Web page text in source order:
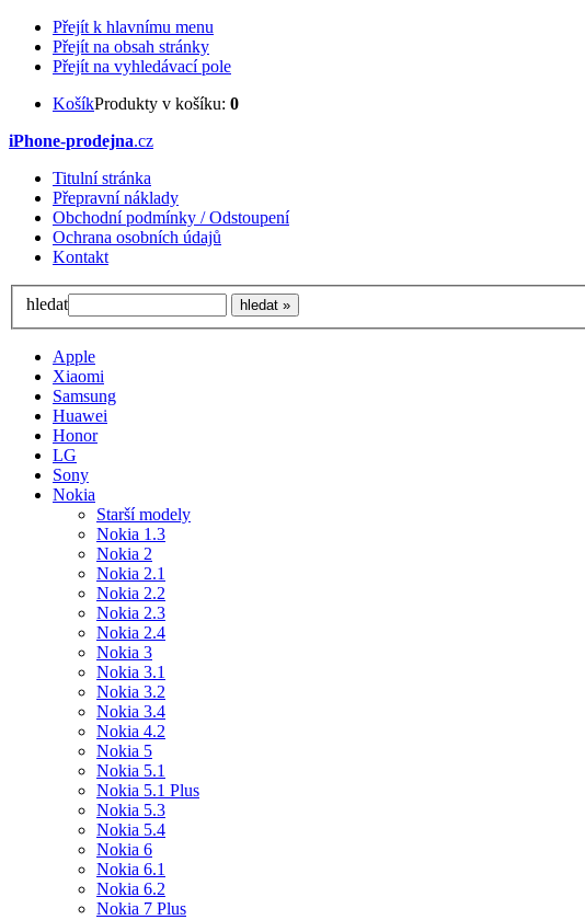
Přejít k hlavnímu menu
Přejít na obsah stránky
Přejít na vyhledávací pole
KošíkProdukty v košíku: 0
iPhone-prodejna.cz
Titulní stránka
Přepravní náklady
Obchodní podmínky / Odstoupení
Ochrana osobních údajů
Kontakt
hledat
Apple
Xiaomi
Samsung
Huawei
Honor
LG
Sony
Nokia
Starší modely
Nokia 1.3
Nokia 2
Nokia 2.1
Nokia 2.2
Nokia 2.3
Nokia 2.4
Nokia 3
Nokia 3.1
Nokia 3.2
Nokia 3.4
Nokia 4.2
Nokia 5
Nokia 5.1
Nokia 5.1 Plus
Nokia 5.3
Nokia 5.4
Nokia 6
Nokia 6.1
Nokia 6.2
Nokia 7 Plus